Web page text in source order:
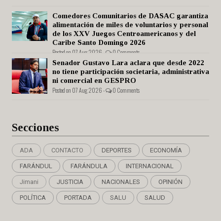
Comedores Comunitarios de DASAC garantiza
alimentación de miles de voluntarios y personal
de los XXV Juegos Centroamericanos y del
Caribe Santo Domingo 2026
Posted on 07 Aug 2026 - 0 Comments
Senador Gustavo Lara aclara que desde 2022
no tiene participación societaria, administrativa
ni comercial en GESPRO
Posted on 07 Aug 2026 - 0 Comments
Secciones
ADA CONTACTO DEPORTES ECONOMÍA
FARÁNDUL FARÁNDULA INTERNACIONAL
Jimani JUSTICIA NACIONALES OPINIÓN
POLÍTICA PORTADA SALU SALUD